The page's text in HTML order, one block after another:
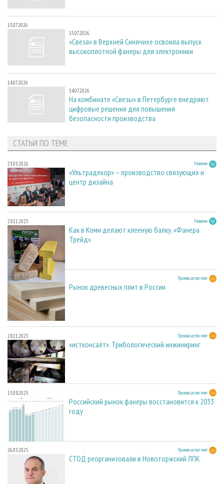
15.07.2026
15.07.2026
«Свеза» в Верхней Синячихе освоила выпуск
высокоплотной фанеры для электроники
14.07.2026
14.07.2026
На комбинате «Свезы» в Петербурге внедряют
цифровые решения для повышения
безопасности производства
СТАТЬИ ПО ТЕМЕ
23.03.2026 Развитие
«Ультрадекор» – производство связующих и
центр дизайна
28.11.2025 Развитие
Как в Коми делают клееную балку. «Фанера
Трейд»
28.11.2025 Производство плит
Рынок древесных плит в России
28.11.2025 Производство плит
«истконсалт». Трибологический инжиниринг
15.08.2025 Производство плит
Российский рынок фанеры восстановится к 2033
году
26.03.2025 Производство плит
СТОД реорганизовали в Новоторжский ЛПК